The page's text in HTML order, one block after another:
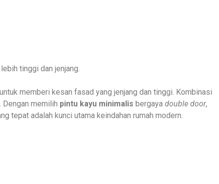
tinggi dan jenjang.
untuk memberi kesan fasad yang jenjang dan tinggi. Kombinasi
Dengan memilih pintu kayu minimalis bergaya double door,
tepat adalah kunci utama keindahan rumah modern.